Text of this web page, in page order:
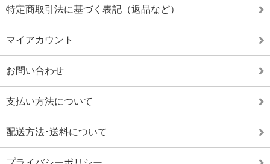
特定商取引法に基づく表記（返品など）
マイアカウント
お問い合わせ
支払い方法について
配送方法･送料について